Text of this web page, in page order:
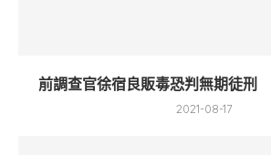
前調查官徐宿良販毒恐判無期徒刑
2021-08-17